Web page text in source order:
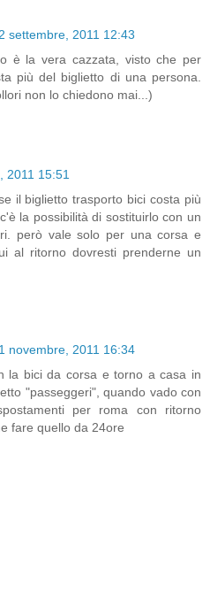
settembre, 2011 12:43
è la vera cazzata, visto che per
più del biglietto di una persona.
non lo chiedono mai...)
2011 15:51
il biglietto trasporto bici costa più
la possibilità di sostituirlo con un
però vale solo per una corsa e
al ritorno dovresti prenderne un
novembre, 2011 16:34
la bici da corsa e torno a casa in
"passeggeri", quando vado con
per roma con ritorno
fare quello da 24ore